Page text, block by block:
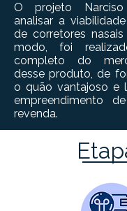
O projeto
analisar a
de corretores nasais
modo, foi
completo do
desse produto, de
o quão vantajoso e
empreendimento
revenda.